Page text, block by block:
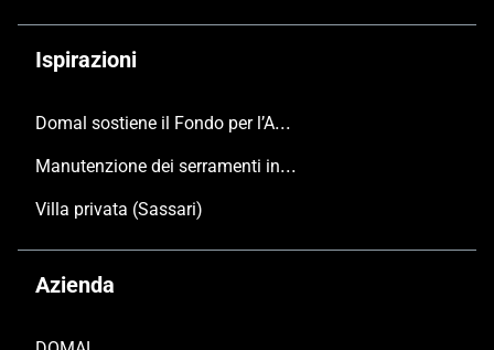
Ispirazioni
Domal sostiene il Fondo per l’Ambiente Italiano anche per le Giornate FAI di Primavera 2024
Manutenzione dei serramenti in alluminio
Villa privata (Sassari)
Azienda